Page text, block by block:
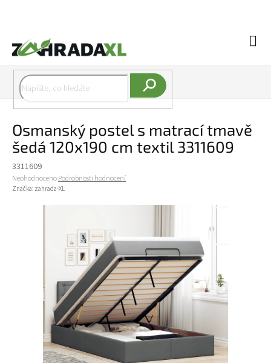
Osmanský postel s matrací tmavě
šedá 120x190 cm textil 3311609
3311609
Průměrné hodnocení produktu je 0,0 z 5 hvězdiček.
NeohodnocenoPodrobnosti hodnocení
Značka: zahrada-XL